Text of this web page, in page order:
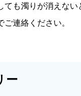
ても濁りが消えない
連絡ください。
ー